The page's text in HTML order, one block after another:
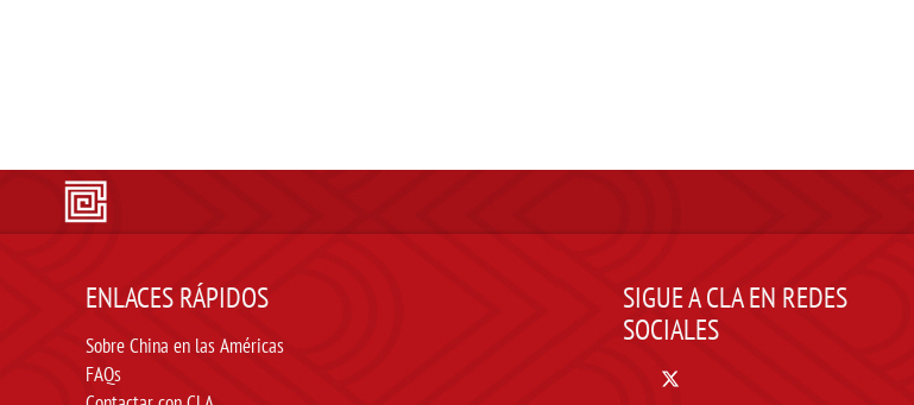
ENLACES RÁPIDOS
Sobre China en las Américas
FAQs
SIGUE A CLA EN REDES
SOCIALES